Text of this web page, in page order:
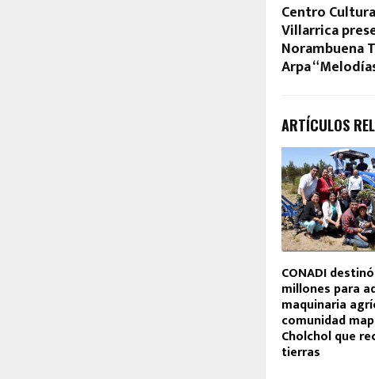
Centro
Villarrica
Norambuena
Arpa
ARTÍCULOS
CONADI
millones para
maquinaria
comunidad
Cholchol que
tierras